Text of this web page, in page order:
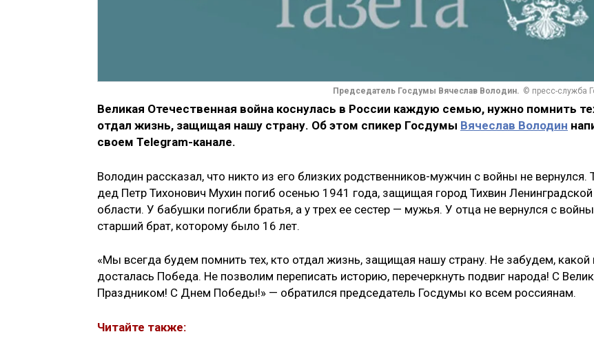
Председатель Госдумы Вячеслав Володин. © пресс-служба
Великая Отечественная война коснулась в России каждую семью, нужно помнить
отдал жизнь, защищая нашу страну. Об этом спикер Госдумы Вячеслав Володин
своем Telegram-канале.
Володин рассказал, что никто из его близких родственников-мужчин с войны не вернулся.
дед Петр Тихонович Мухин погиб осенью 1941 года, защищая город Тихвин Ленинградской
области. У бабушки погибли братья, а у трех ее сестер — мужья. У отца не вернулся с войны
старший брат, которому было 16 лет.
«Мы всегда будем помнить тех, кто отдал жизнь, защищая нашу страну. Не забудем, какой
досталась Победа. Не позволим переписать историю, перечеркнуть подвиг народа! С
Праздником! С Днем Победы!» — обратился председатель Госдумы ко всем россиянам.
Читайте также: